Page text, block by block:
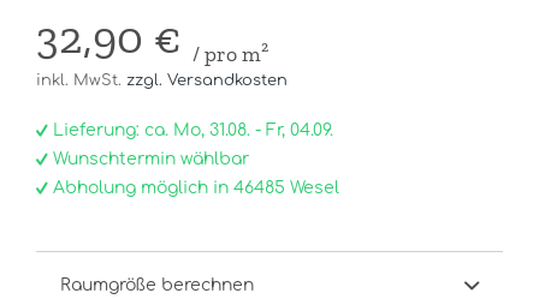
32,90 € / pro m²
inkl. MwSt. zzgl. Versandkosten
Lieferung: ca. Mo, 31.08. - Fr, 04.09.
Wunschtermin wählbar
Abholung möglich in 46485 Wesel
Raumgröße berechnen